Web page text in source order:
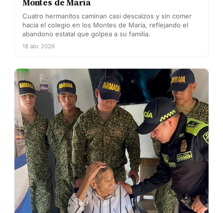
Cuatro hermanitos caminan casi descalzos y sin comer
hacia el colegio en los Montes de María, reflejando el
abandono estatal que golpea a su familia.
18 abr. 2026